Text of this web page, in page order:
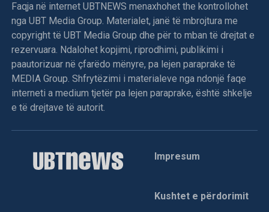
Faqja në internet UBTNEWS menaxhohet the kontrollohet
nga UBT Media Group. Materialet, janë të mbrojtura me
copyright të UBT Media Group dhe për to mban të drejtat e
rezervuara. Ndalohet kopjimi, riprodhimi, publikimi i
paautorizuar në çfarëdo mënyre, pa lejen paraprake të
MEDIA Group. Shfrytëzimi i materialeve nga ndonjë faqe
interneti a medium tjetër pa lejen paraprake, është shkelje
e të drejtave të autorit.
Impresum
Kushtet e përdorimit